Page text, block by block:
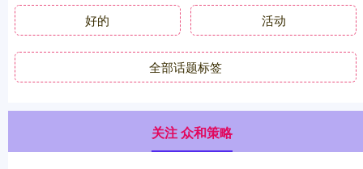
好的 活动
全部话题标签
关注 众和策略